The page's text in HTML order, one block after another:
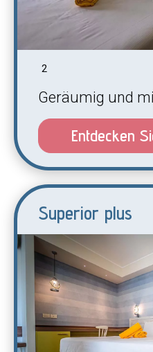
2
Geräumig und
Entdecken
Superior plus